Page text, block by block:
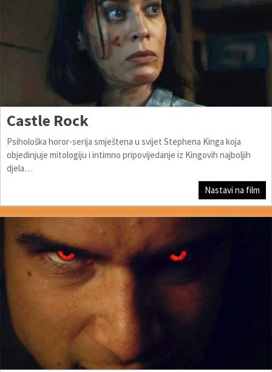
Castle Rock
Psihološka horor-serija smještena u svijet Stephena Kinga koja
objedinjuje mitologiju i intimno pripovijedanje iz Kingovih najboljih
djela…
Nastavi na film